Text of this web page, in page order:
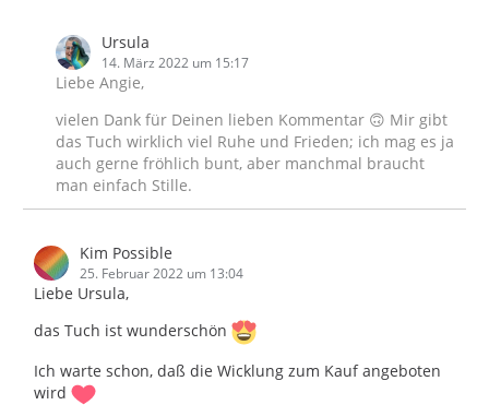
Ursula
14. März 2022 um 15:17
Liebe Angie,
vielen Dank für Deinen lieben Kommentar 🙃 Mir gibt
das Tuch wirklich viel Ruhe und Frieden; ich mag es ja
auch gerne fröhlich bunt, aber manchmal braucht
man einfach Stille.
Kim Possible
25. Februar 2022 um 13:04
Liebe Ursula,
das Tuch ist wunderschön
Ich warte schon, daß die Wicklung zum Kauf angeboten
wird